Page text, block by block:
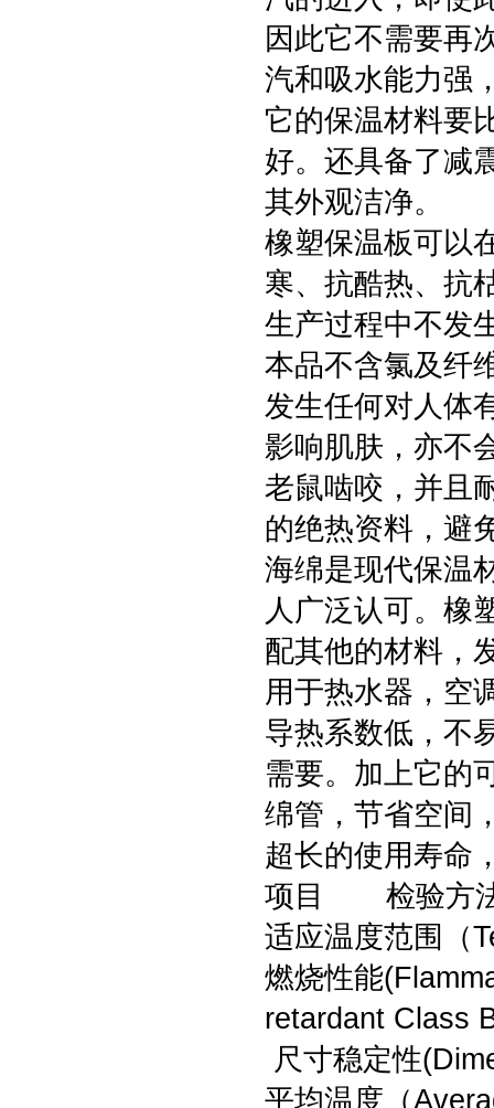
因此它不需要再
汽和吸水能力强
它的保温材料要
好。还具备了减
其外观洁净。
橡塑保温板可以
寒、抗酷热、抗
生产过程中不发
本品不含氯及纤
发生任何对人体
影响肌肤，亦不
老鼠啮咬，并且
的绝热资料，避
海绵是现代保温
人广泛认可。橡
配其他的材料，
用于热水器，空
导热系数低，不
需要。加上它的
绵管，节省空间
超长的使用寿命
项目 检验
适应温度范围
燃烧性能
retardant Class
尺寸稳定性
平均温度（